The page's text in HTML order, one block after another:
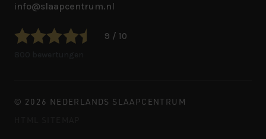
info@slaapcentrum.nl
9 / 10
© 2026 NEDERLANDS SLAAPCENTRUM